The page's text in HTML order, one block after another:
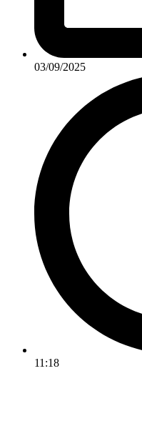
03/09/2025
11:18